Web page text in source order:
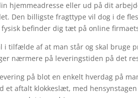
hjemmeadresse eller ud på dit
Den billigste fragttype vil dog i de
befinder dig tæt på online
tilfælde af at man står og skal bruge
nærmere på leveringstiden på det
på blot en enkelt hverdag på
et aftalt klokkeslæt, med